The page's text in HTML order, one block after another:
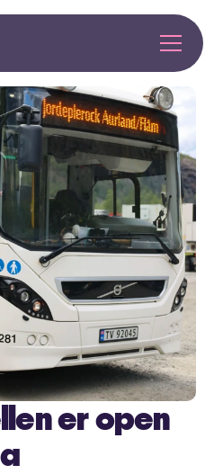
BESØK
BILLETT
er open